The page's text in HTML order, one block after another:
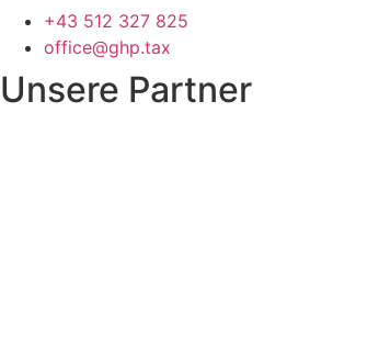
+43 512 327 825
office@ghp.tax
Unsere Partner